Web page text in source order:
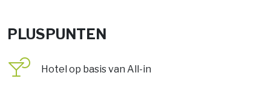
PLUSPUNTEN
Hotel op basis van All-in